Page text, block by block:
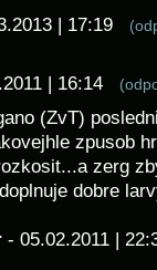
| 17:19
| 16:14
(ZvT)
zpusob
zerg
dobre
- 05.02.2011 |